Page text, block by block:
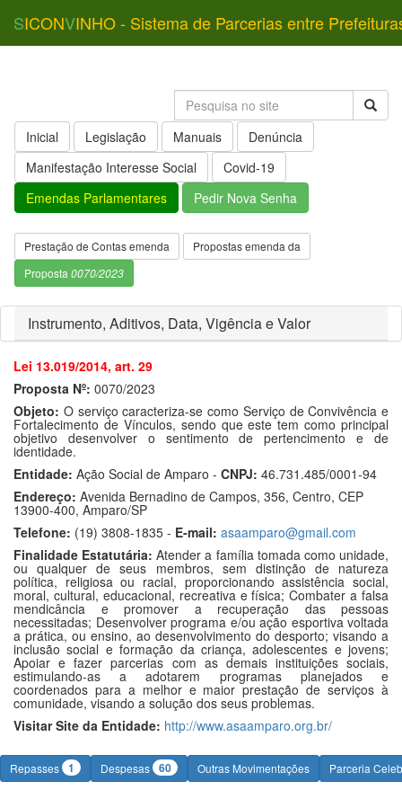
SICONVINHO - Sistema de Parcerias entre
Inicial Legislação Manuais
Denúncia
Manifestação Interesse Social
Covid-19
Emendas Parlamentares
Pedir Nova Senha
Prestação de Contas emenda
Propostas emenda da
Proposta 0070/2023
Instrumento, Aditivos, Data, Vigência e Valor
Lei 13.019/2014, art. 29
Proposta Nº: 0070/2023
Objeto: O serviço caracteriza-se como Serviço de Convivência e
Fortalecimento de Vínculos, sendo que este tem como principal
objetivo desenvolver o sentimento de pertencimento e de
identidade.
Entidade: Ação Social de Amparo - CNPJ: 46.731.485/0001-94
Endereço: Avenida Bernadino de Campos, 356, Centro, CEP
13900-400, Amparo/SP
Telefone: (19) 3808-1835 - E-mail: asaamparo@gmail.com
Finalidade Estatutária: Atender a família tomada como unidade,
ou qualquer de seus membros, sem distinção de natureza
política, religiosa ou racial, proporcionando assistência social,
moral, cultural, educacional, recreativa e física; Combater a falsa
mendicância e promover a recuperação das pessoas
necessitadas; Desenvolver programa e/ou ação esportiva voltada
a prática, ou ensino, ao desenvolvimento do desporto; visando a
inclusão social e formação da criança, adolescentes e jovens;
Apoiar e fazer parcerias com as demais instituições sociais,
estimulando-as a adotarem programas planejados e
coordenados para a melhor e maior prestação de serviços à
comunidade, visando a solução dos seus problemas.
Visitar Site da Entidade: http://www.asaamparo.org.br/
Repasses 1 Despesas 60 Outras Movimentações Parceria